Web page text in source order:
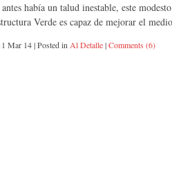
había un talud inestable, este
Verde es capaz de mejorar el
Mar 14|Posted in Al Detalle|Comments (6)